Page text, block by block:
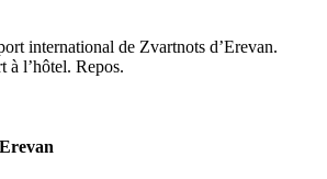
international de Zvartnots d’Erevan.
à l’hôtel. Repos.